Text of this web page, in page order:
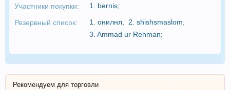
Участники покупки: 1. bernis;
Резервный список: 1. онилнл 2. shishsmaslom
3. Ammad ur Rehman;
Рекомендуем для торговли